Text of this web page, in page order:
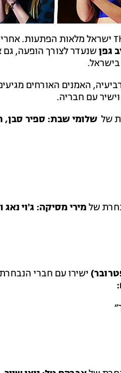
גפןשנעדר לצורך הופעה, גם
האמנים האורחים
עם חבריה.
של שלומי שבת: ספיר סבן,
של מירי מסיקה: ג'וי
ישירו עם חברי